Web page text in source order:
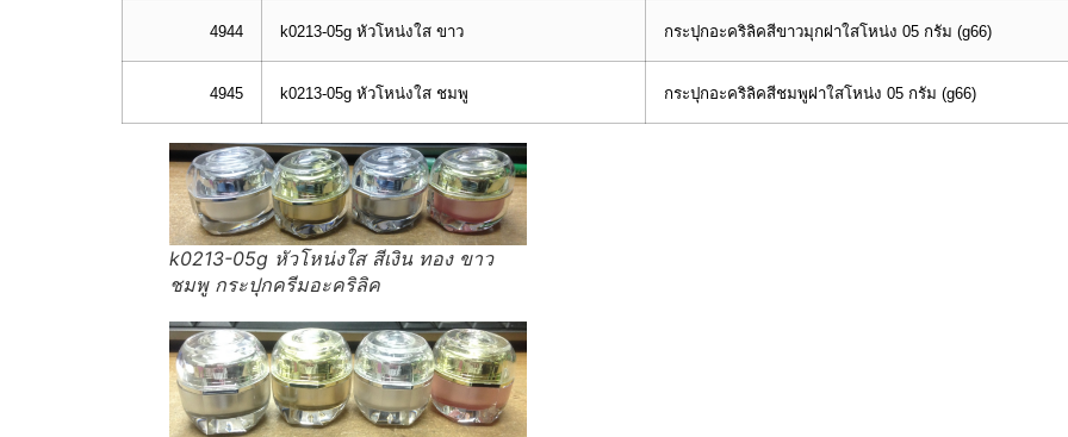
4944 k0213-05g หัวโหน่งใส ขาว กระปุกอะคริลิคสีขาวมุกฝาใสโหน่ง 05 กรัม (g66)
4945 k0213-05g หัวโหน่งใส ชมพู กระปุกอะคริลิคสีชมพูฝาใสโหน่ง 05 กรัม (g66)
k0213-05g หัวโหน่งใส สีเงิน ทอง ขาว
ชมพู กระปุกครีมอะคริลิค